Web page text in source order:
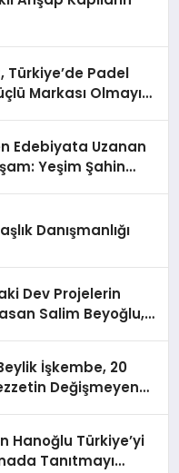
Türkiye’de Padel
Markası Olmayı
Edebiyata Uzanan
Yeşim Şahin
Danışmanlığı
Dev Projelerin
Salim Beyoğlu,
İşkembe, 20
Değişmeyen
Hanoğlu Türkiye’yi
Tanıtmayı